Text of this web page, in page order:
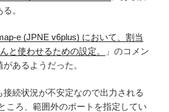
。
e (JPNE v6plus) において、割当
と使わせるための設定。
」のコメン
あるようだった。
接続状況が不安定なので出力される
ころ、範囲外のポートを指定してい